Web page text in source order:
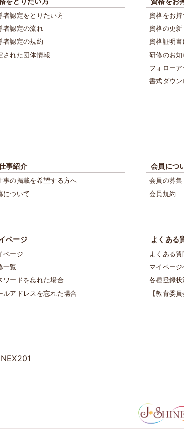
者認定をとりたい方
者認定の流れ
者認定の規約
された団体情報
資格をお
資格の更
資格証明
研修のお
フォロー
書式ダウン
事紹介
事の掲載を希望する方へ
について
会員につ
会員の募集
会員規約
ページ
ページ
一覧
ワードを忘れた場合
ルアドレスを忘れた場合
よくある
よくある質
マイペー
各種登録
【教育委